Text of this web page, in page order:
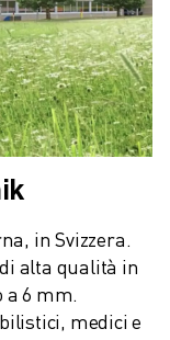
in Svizzera.
alta qualità in
a 6 mm.
medici e